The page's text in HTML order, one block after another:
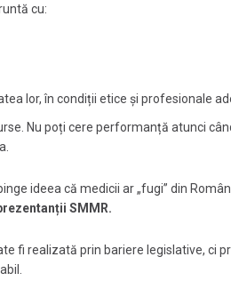
cu:
lor, în condiții etice și profesionale
Nu poți cere performanță atunci
ideea că medicii ar „fugi” din
SMMR.
fi realizată prin bariere legislative, ci